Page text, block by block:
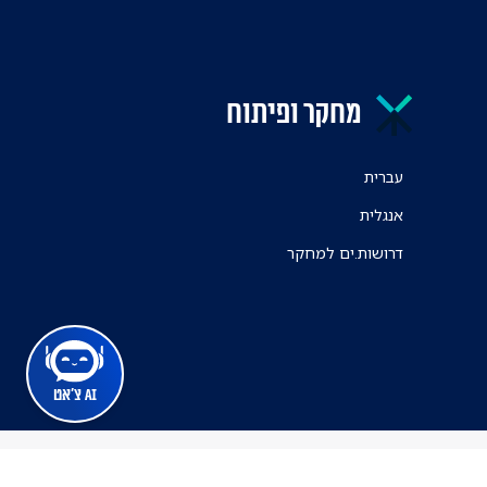
AI צ'אט
מחקר ופיתוח
עברית
אנגלית
דרושות.ים למחקר